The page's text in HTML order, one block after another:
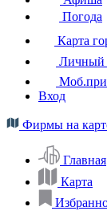
Погода
Карта
Личный
Вход
Фирмы на
Главная
Карта